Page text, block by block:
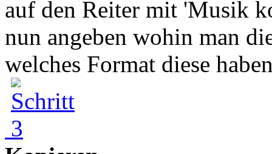
auf den Reiter mit 'Musik
nun angeben wohin man
welches Format diese